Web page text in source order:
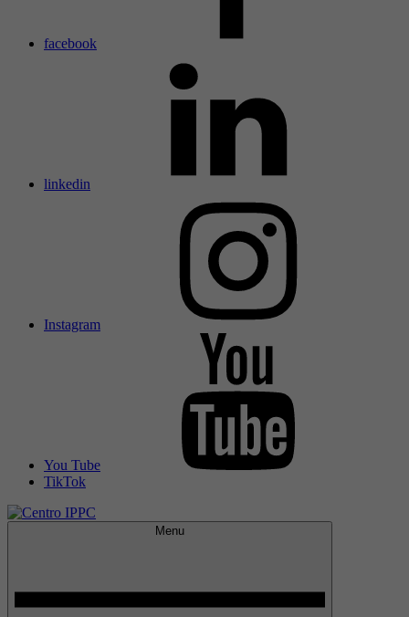
facebook
linkedin
Instagram
You Tube
TikTok
Menu